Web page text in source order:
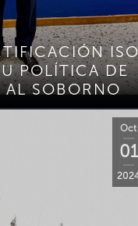
POLÍTICA DE
AL SOBORNO
Oct
01